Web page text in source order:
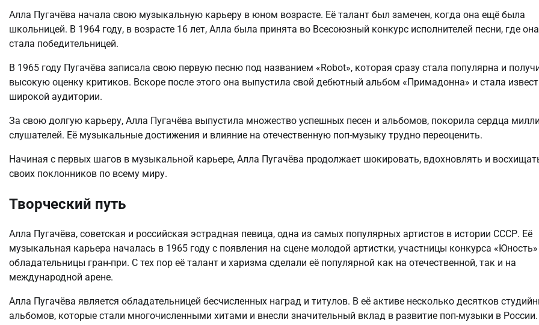
Алла Пугачёва начала свою музыкальную карьеру в юном возрасте. Её талант был замечен, когда она ещё была
школьницей. В 1964 году, в возрасте 16 лет, Алла была принята во Всесоюзный конкурс исполнителей песни, где она
стала победительницей.
В 1965 году Пугачёва записала свою первую песню под названием «Robot», которая сразу стала популярна и
высокую оценку критиков. Вскоре после этого она выпустила свой дебютный альбом «Примадонна» и стала
широкой аудитории.
За свою долгую карьеру, Алла Пугачёва выпустила множество успешных песен и альбомов, покорила сердца
слушателей. Её музыкальные достижения и влияние на отечественную поп-музыку трудно переоценить.
Начиная с первых шагов в музыкальной карьере, Алла Пугачёва продолжает шокировать, вдохновлять и
своих поклонников по всему миру.
Творческий путь
Алла Пугачёва, советская и российская эстрадная певица, одна из самых популярных артистов в истории СССР. Eё
музыкальная карьера началась в 1965 году с появления на сцене молодой артистки, участницы конкурса «Юность»
обладательницы гран-при. С тех пор её талант и харизма сделали её популярной как на отечественной, так и на
международной арене.
Алла Пугачёва является обладательницей бесчисленных наград и титулов. В её активе несколько десятков
альбомов, которые стали многочисленными хитами и внесли значительный вклад в развитие поп-музыки в России.